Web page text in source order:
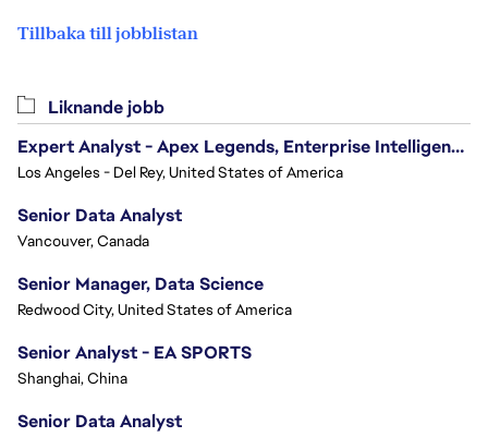
Tillbaka till jobblistan
Liknande jobb
Expert Analyst - Apex Legends, Enterprise Intelligence (EI)
Los Angeles - Del Rey, United States of America
Senior Data Analyst
Vancouver, Canada
Senior Manager, Data Science
Redwood City, United States of America
Senior Analyst - EA SPORTS
Shanghai, China
Senior Data Analyst